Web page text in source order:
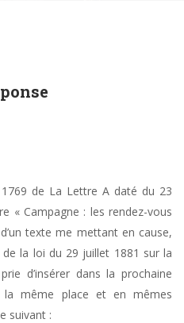
de La Lettre A daté du 23
« Campagne : les rendez-vous
texte me mettant en cause,
la loi du 29 juillet 1881 sur la
d’insérer dans la prochaine
même place et en mêmes
suivant :